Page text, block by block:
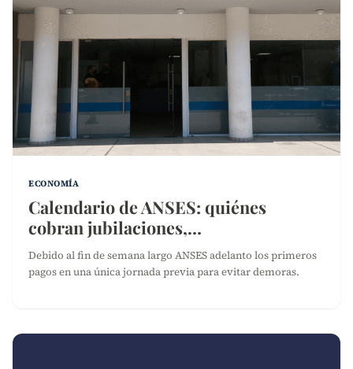
ECONOMÍA
Calendario de ANSES: quiénes
cobran jubilaciones,…
Debido al fin de semana largo ANSES adelanto los primeros
pagos en una única jornada previa para evitar demoras.